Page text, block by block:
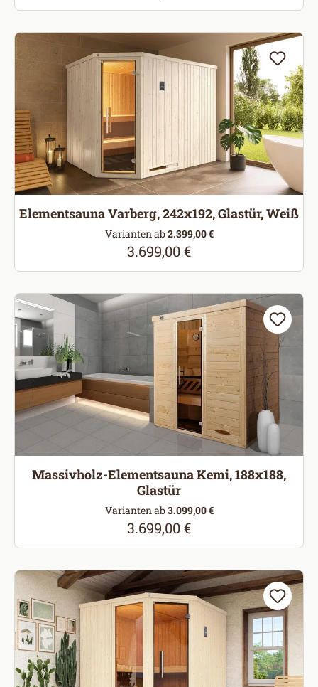
Elementsauna Varberg, 242x192, Glastür, Weiß
Varianten ab2.399,00 €
Regulärer Preis:
3.699,00 €
Massivholz-Elementsauna Kemi, 188x188,
Glastür
Varianten ab3.099,00 €
Regulärer Preis:
3.699,00 €